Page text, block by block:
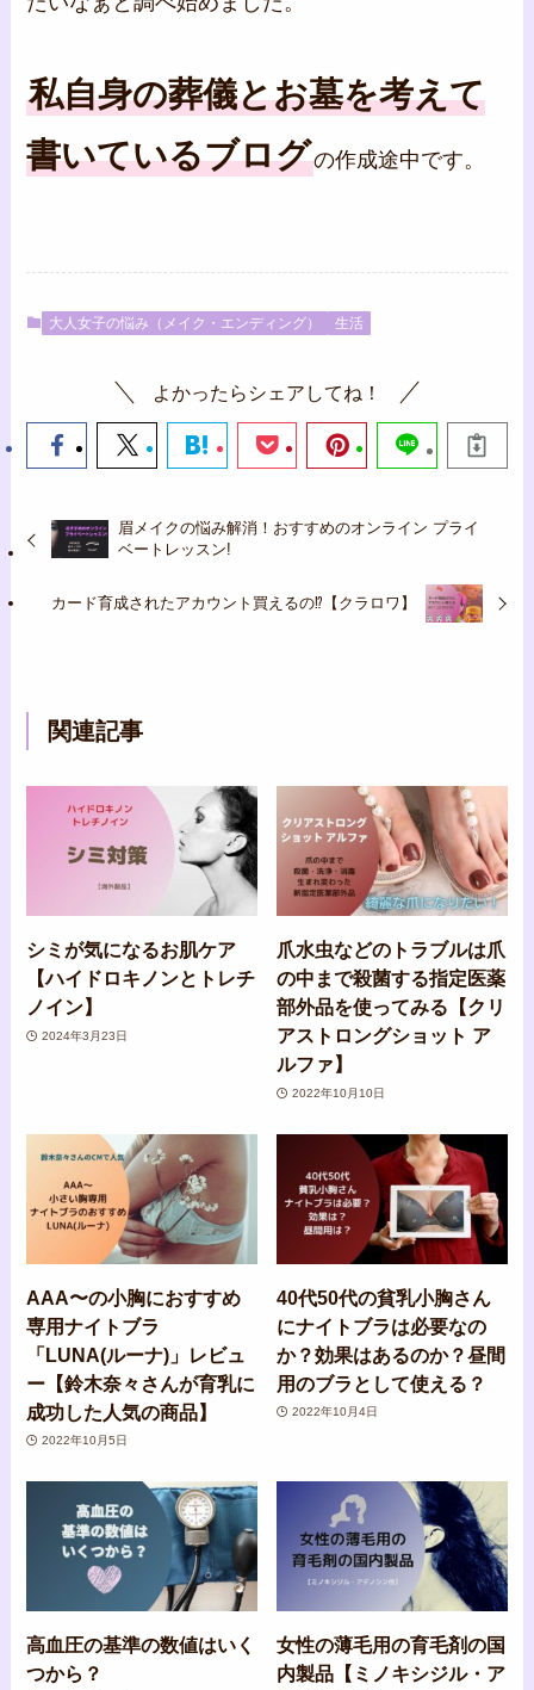
私自身の葬儀とお墓を考えて
書いているブログの作成途中です。
大人女子の悩み（メイク・エンディング） 生活
よかったらシェアしてね！
眉メイクの悩み解消！おすすめのオンライン プライ
ベートレッスン!
カード育成されたアカウント買えるの⁉︎【クラロワ】
関連記事
シミが気になるお肌ケア
【ハイドロキノンとトレチ
ノイン】
2024年3月23日
爪水虫などのトラブルは爪
の中まで殺菌する指定医薬
部外品を使ってみる【クリ
アストロングショット ア
ルファ】
2022年10月10日
AAA〜の小胸におすすめ
専用ナイトブラ
「LUNA(ルーナ)」レビュ
ー【鈴木奈々さんが育乳に
成功した人気の商品】
2022年10月5日
40代50代の貧乳小胸さん
にナイトブラは必要なの
か？効果はあるのか？昼間
用のブラとして使える？
2022年10月4日
高血圧の基準の数値はいく
つから？
女性の薄毛用の育毛剤の国
内製品【ミノキシジル・ア